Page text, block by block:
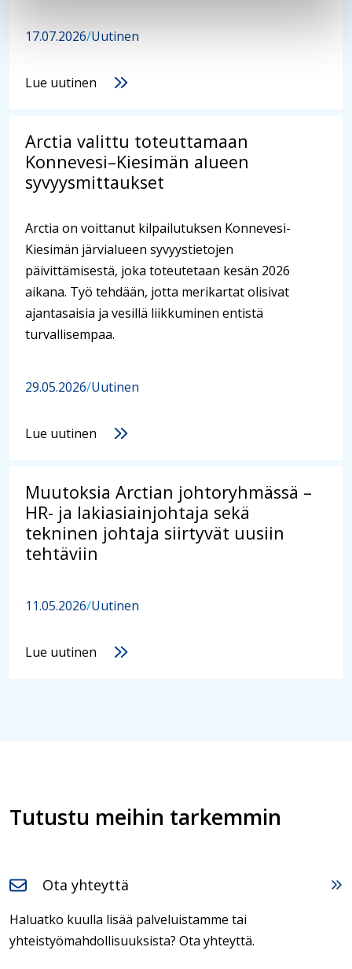
17.07.2026/Uutinen
Lue uutinen
Arctia valittu toteuttamaan
Konnevesi–Kiesimän alueen
syvyysmittaukset
Arctia on voittanut kilpailutuksen Konnevesi-
Kiesimän järvialueen syvyystietojen
päivittämisestä, joka toteutetaan kesän 2026
aikana. Työ tehdään, jotta merikartat olisivat
ajantasaisia ja vesillä liikkuminen entistä
turvallisempaa.
29.05.2026/Uutinen
Lue uutinen
Muutoksia Arctian johtoryhmässä –
HR- ja lakiasiainjohtaja sekä
tekninen johtaja siirtyvät uusiin
tehtäviin
11.05.2026/Uutinen
Lue uutinen
Tutustu meihin tarkemmin
Ota yhteyttä
Haluatko kuulla lisää palveluistamme tai
yhteistyömahdollisuuksista? Ota yhteyttä.